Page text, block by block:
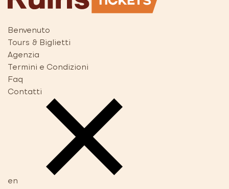
Benvenuto
Tours & Biglietti
Agenzia
Termini e Condizioni
Faq
Contatti
en